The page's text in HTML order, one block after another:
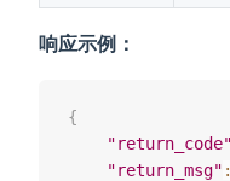
响应示例：
{
"return_code"
"return_msg" :